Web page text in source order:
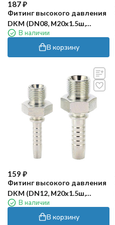
187₽
Фитинг высокого давления
DKM (DN08, М20х1.5ш,
оцинк) Robin
В наличии
В корзину
159 ₽
Фитинг высокого давления
DKM (DN12, М20х1.5ш,
оцинк) Robin
В наличии
В корзину